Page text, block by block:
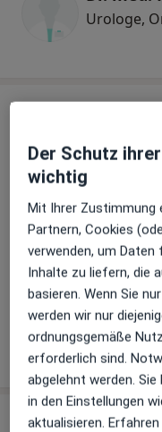
Praxis
Praxis Dr.med.
Hindenburgstr. 10 a,
Versicherungen
Gesetzlich
Privat versichert
Erfahrungsberichte
Der Schutz
wichtig
Mit Ihrer Zustimmung
Partnern, Cookies
verwenden, um
Inhalte zu liefern, die
basieren. Wenn Sie
werden wir nur
ordnungsgemäße
erforderlich sind.
abgelehnt werden.
in den Einstellungen
aktualisieren.